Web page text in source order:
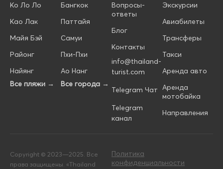
Ко Ло Ло
Као Лак
Майя Бэй
Районг
Найянг
Все пляжи →
Бангкок
Паттайя
Самуи
Пхи-Пхи
Ао Нанг
Все города →
Вопросы-
ответы
Блог
Контакты
info@thailand-
turist.com
Telegram Чат
Telegram
канал
Экскурсии
Авиабилеты
Трансферы
Такси
Аренда авто
Аренда
мотобайка
Направления
Copyright © 2023—2025. Все
права защищены. «Thailand
Политика
конфиденциальности